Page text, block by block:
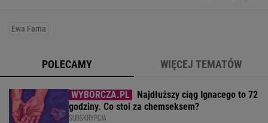
Ewa Farna
POLECAMY WIĘCEJ TEMATÓW
Najdłuższy ciąg Ignacego to 72
godziny. Co stoi za chemseksem?
SUBSKRYPCJA